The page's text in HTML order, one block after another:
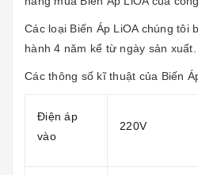
Các loại Biến Áp LiOAchúng tôi
hành 4 năm kể từ ngày sản xuất.
Các thông số kĩ thuật của Biến
Điện áp
vào
220V